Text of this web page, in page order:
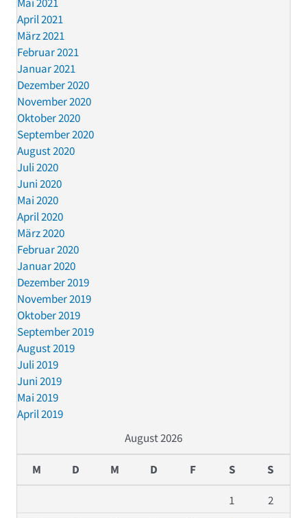
April 2021
März 2021
Februar 2021
Januar 2021
Dezember 2020
November 2020
Oktober 2020
September 2020
August 2020
Juli 2020
Juni 2020
Mai 2020
April 2020
März 2020
Februar 2020
Januar 2020
Dezember 2019
November 2019
Oktober 2019
September 2019
August 2019
Juli 2019
Juni 2019
Mai 2019
April 2019
August 2026
M D M D F S S
1
2